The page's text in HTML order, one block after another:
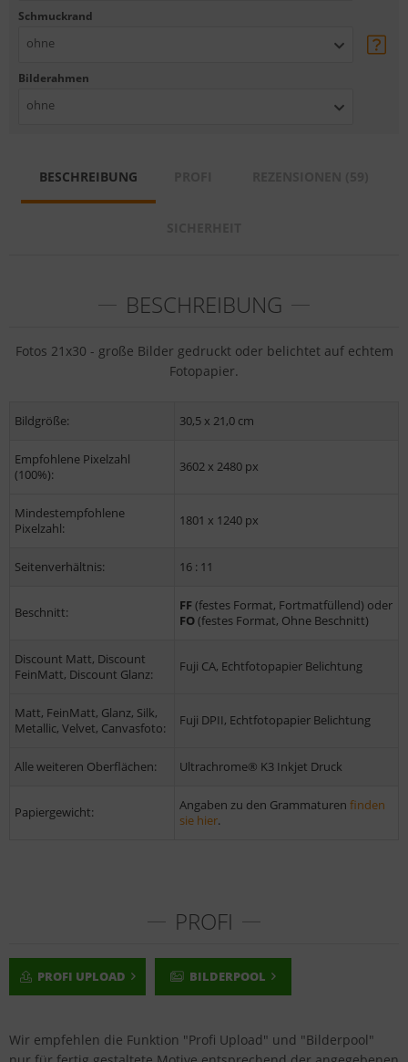
Schmuckrand
ohne
Bilderahmen
ohne
BESCHREIBUNG
BESCHREIBUNG
Fotos 21x30 - große Bilder gedruckt oder belichtet auf echtem
Fotopapier.
Bildgröße: 30,5 x 21,0 cm
Empfohlene Pixelzahl
(100%):
3602 x 2480 px
Mindestempfohlene
Pixelzahl:
1801 x 1240 px
Seitenverhältnis: 16 : 11
Beschnitt: FF(festes Format, Fortmatfüllend) oder
FO(festes Format, Ohne Beschnitt)
Discount Matt, Discount
FeinMatt, Discount Glanz:
Fuji CA, Echtfotopapier Belichtung
Matt, FeinMatt, Glanz, Silk,
Metallic, Velvet, Canvasfoto:
Fuji DPII, Echtfotopapier Belichtung
Alle weiteren Oberflächen: Ultrachrome® K3 Inkjet Druck
Papiergewicht: Angaben zu den Grammaturen finden
sie hier.
PROFI
PROFI UPLOAD BILDERPOOL
Wir empfehlen die Funktion "Profi Upload" und "Bilderpool"